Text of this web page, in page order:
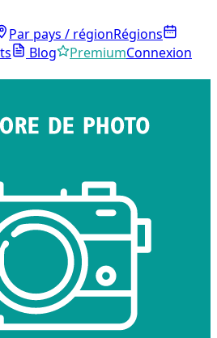
Par pays / régionRégions
Blog PremiumConnexion